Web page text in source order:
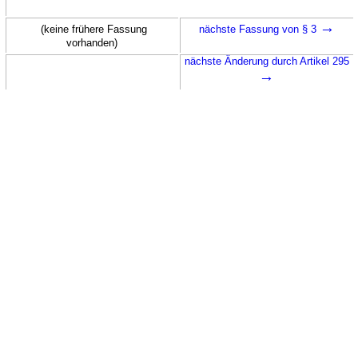
(keine frühere Fassung
vorhanden)
nächste Fassung von § 3 →
nächste Änderung durch Artikel 295
→